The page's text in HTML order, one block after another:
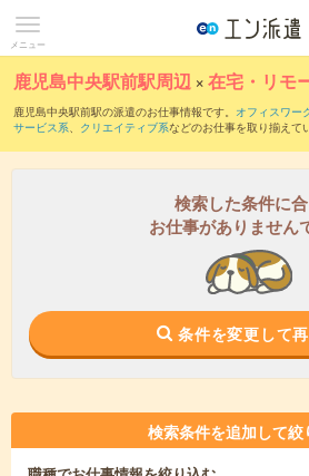
メニュー
鹿児島中央駅前駅周辺 ×在宅・リモ
鹿児島中央駅前駅の派遣のお仕事情報です。 オフィスワー
サービス系、 クリエイティブ系などのお仕事を取り揃えて
検索した条件に
お仕事がありません
条件を変更して
検索条件を追加して絞